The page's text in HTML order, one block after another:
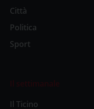
Città
Politica
Sport
Il settimanale
Il Ticino